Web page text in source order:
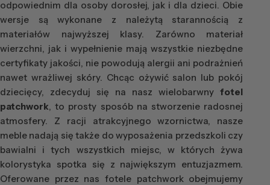
odpowiednim dla osoby dorosłej, jak i dla dzieci. Obie
wersje są wykonane z należytą starannością z
materiałów najwyższej klasy. Zarówno materiał
wierzchni, jak i wypełnienie mają wszystkie niezbędne
certyfikaty jakości, nie powodują alergii ani podrażnień
nawet wrażliwej skóry. Chcąc ożywić salon lub pokój
dziecięcy, zdecyduj się na nasz wielobarwny fotel
patchwork, to prosty sposób na stworzenie radosnej
atmosfery. Z racji atrakcyjnego wzornictwa, nasze
meble nadają się także do wyposażenia przedszkoli czy
bawialni i tych wszystkich miejsc, w których żywa
kolorystyka spotka się z największym entuzjazmem.
Oferowane przez nas fotele patchwork obejmujemy